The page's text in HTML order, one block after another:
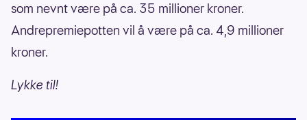
som nevnt være på ca. 35 millioner kroner.
Andrepremiepotten vil å være på ca. 4,9 millioner
kroner.
Lykke til!